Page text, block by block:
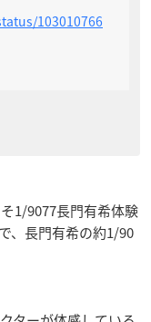
103010766
1/9077長門有希体験
、長門有希の約1/90